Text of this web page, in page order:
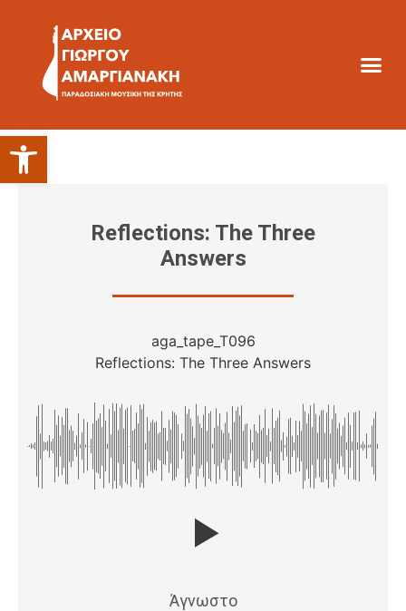
Ανοίξτε τη γραμμή εργαλείων
Reflections: The Three
Answers
aga_tape_T096
Reflections: The Three Answers
Άγνωστο